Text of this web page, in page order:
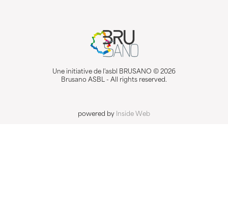
Une initiative de l'asbl BRUSANO © 2026
Brusano ASBL - All rights reserved.
powered by Inside Web